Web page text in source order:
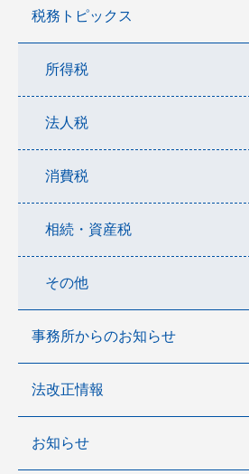
税務トピックス
所得税
法人税
消費税
相続・資産税
その他
事務所からのお知らせ
法改正情報
お知らせ